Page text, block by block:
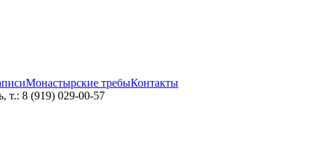
Монастырские требыКонтакты
т.: 8 (919) 029-00-57